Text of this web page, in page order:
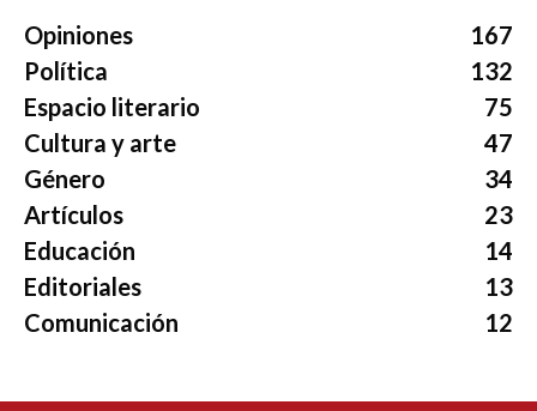
Opiniones
167
Política
132
Espacio literario
75
Cultura y arte
47
Género
34
Artículos
23
Educación
14
Editoriales
13
Comunicación
12